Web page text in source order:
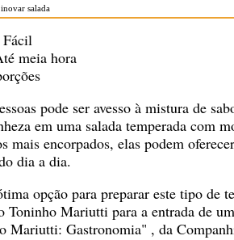
salada
Fácil
meia hora
pode ser avesso à mistura de
em uma salada temperada com
mais encorpados, elas podem
dia a dia.
opção para preparar este tipo de
Toninho Mariutti para a entrada de
Mariutti: Gastronomia" , da